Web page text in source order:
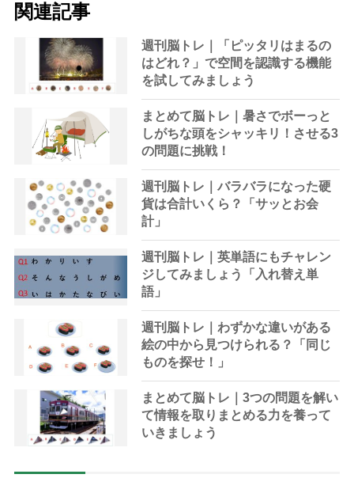
関連記事
週刊脳トレ｜「ピッタリはまるの
はどれ？」で空間を認識する機能
を試してみましょう
まとめて脳トレ｜暑さでボーっと
しがちな頭をシャッキリ！させる3
の問題に挑戦！
週刊脳トレ｜バラバラになった硬
貨は合計いくら？「サッとお会
計」
週刊脳トレ｜英単語にもチャレン
ジしてみましょう「入れ替え単
語」
週刊脳トレ｜わずかな違いがある
絵の中から見つけられる？「同じ
ものを探せ！」
まとめて脳トレ｜3つの問題を解い
て情報を取りまとめる力を養って
いきましょう